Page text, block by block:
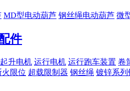
MD型电动葫芦 钢丝绳电动葫芦 微
件
起升电机 运行电机 运行跑车装置 卷
火限位 超载限制器 钢丝绳 镀锌系列